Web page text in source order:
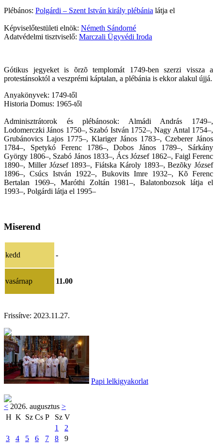
Plébános: Polgárdi – Szent István király plébánia látja el
Képviselőtestületi elnök: Németh Sándorné
Adatvédelmi tisztviselő: Marczali Ügyvédi Iroda
Gótikus jegyeket is õrzõ templomát 1749-ben szerzi vissza a
protestánsoktól a veszprémi káptalan, a plébánia is ekkor alakul újjá.
Anyakönyvek: 1749-től
Historia Domus: 1965-től
Adminisztrátorok és plébánosok: Almádi András 1749–,
Lodomerczki János 1750–, Szabó István 1752–, Nagy Antal 1754–,
Grubánovics Lajos 1775–, Klariger János 1783–, Czeberer János
1784–, Spetykó Ferenc 1786–, Dobos János 1789–, Sárkány
György 1806–, Szabó János 1833–, Ács József 1862–, Faigl Ferenc
1890–, Miller József 1893–, Fiátska Károly 1893–, Bezõky József
1896–, Csúcs István 1922–, Bukovits Imre 1932–, Kõ Ferenc
Bertalan 1969–, Maróthi Zoltán 1981–, Balatonbozsok látja el
1993–, Polgárdi látja el 1995–
Miserend
kedd -
vasárnap 11.00
Frissítve: 2023.11.27.
Papi lelkigyakorlat
< 2026. augusztus >
H K Sz Cs P Sz V
1
2
3
4 5 6 7 8
9